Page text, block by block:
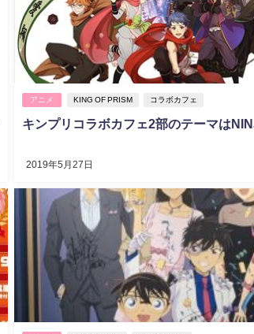
アニメ KING OF PRISM コラボカフェ
キンプリコラボカフェ2部のテーマは
2019年5月27日